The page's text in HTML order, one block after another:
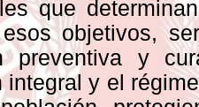
que
esos objetivos,
preventiva y
integral y el